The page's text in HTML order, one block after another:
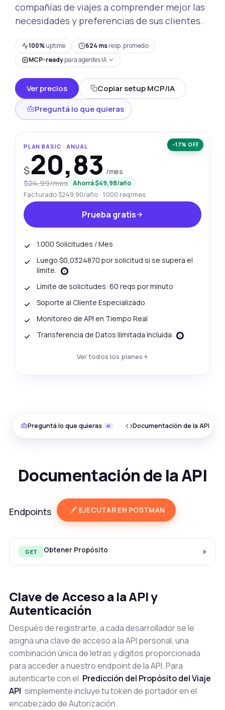
compañías de viajes a comprender mejor las
necesidades y preferencias de sus clientes.
100%uptime 624 msresp. promedio
MCP-readypara agentes IA
Ver precios
Copiar setup MCP/IA
Preguntá lo que quieras
−17% OFF
PLAN BASIC · ANUAL
$20,83 /mes
$24,99/mes Ahorrá $49,98/año
Facturado $249,90/año · 1.000 req/mes
Prueba gratis
1.000 Solicitudes / Mes
Luego $0,0324870 por solicitud si se supera el
límite.
Límite de solicitudes: 60 reqs por minuto
Soporte al Cliente Especializado
Monitoreo de API en Tiempo Real
Transferencia de Datos Ilimitada Incluida
Ver todos los planes
Preguntá lo que quieras Documentación de la API
Documentación de la API
Endpoints EJECUTAR EN POSTMAN
GET Obtener Propósito
Clave de Acceso a la API y
Autenticación
Después de registrarte, a cada desarrollador se le
asigna una clave de acceso a la API personal, una
combinación única de letras y dígitos proporcionada
para acceder a nuestro endpoint de la API. Para
autenticarte con el Predicción del Propósito del Viaje
API simplemente incluye tu token de portador en el
encabezado de Autorización.